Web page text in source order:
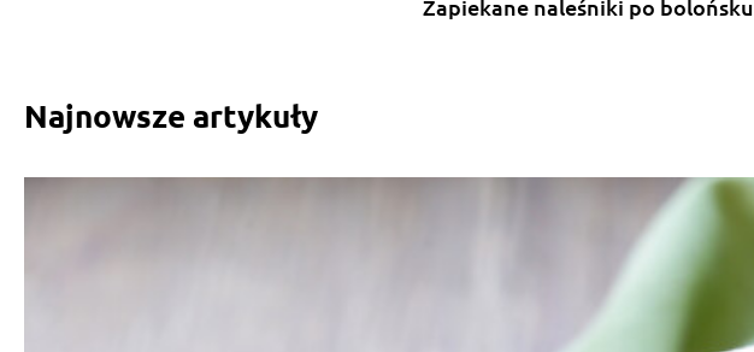
Zapiekane naleśniki po bolońsku
Najnowsze artykuły